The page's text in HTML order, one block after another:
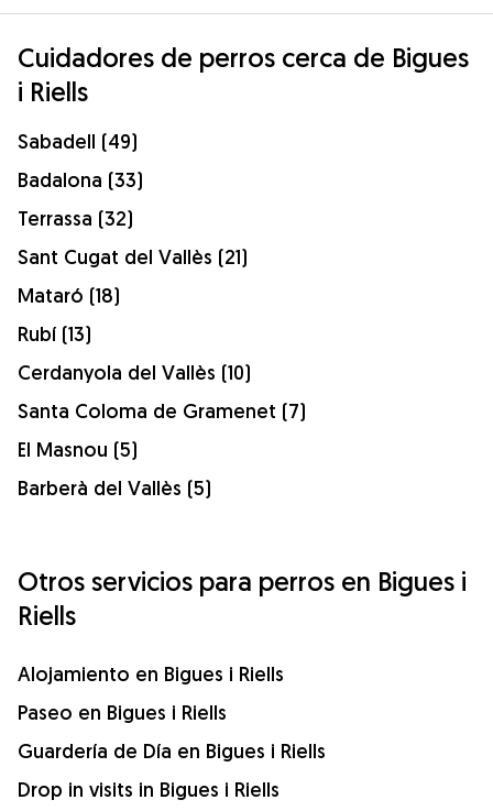
Cuidadores de perros cerca de Bigues
i Riells
Sabadell (49)
Badalona (33)
Terrassa (32)
Sant Cugat del Vallès (21)
Mataró (18)
Rubí (13)
Cerdanyola del Vallès (10)
Santa Coloma de Gramenet (7)
El Masnou (5)
Barberà del Vallès (5)
Otros servicios para perros en Bigues i
Riells
Alojamiento en Bigues i Riells
Paseo en Bigues i Riells
Guardería de Día en Bigues i Riells
Drop in visits in Bigues i Riells